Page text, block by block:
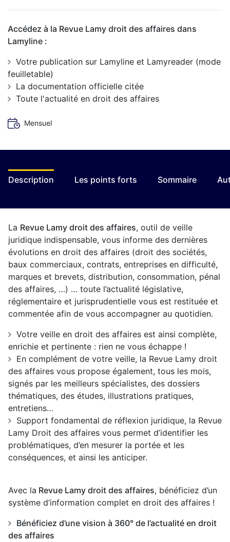
Accédez à la Revue Lamy droit des affaires dans
Lamyline :
Votre publication sur Lamyline et Lamyreader (mode
feuilletable)
La documentation officielle citée
Toute l'actualité en droit des affaires
Mensuel
Description Les points forts Sommaire
La Revue Lamy droit des affaires, outil de veille
juridique indispensable, vous informe des dernières
évolutions en droit des affaires (droit des sociétés,
baux commerciaux, contrats, entreprises en difficulté,
marques et brevets, distribution, consommation, pénal
des affaires, …) … toute l’actualité législative,
réglementaire et jurisprudentielle vous est restituée et
commentée afin de vous accompagner au quotidien.
Votre veille en droit des affaires est ainsi complète,
enrichie et pertinente : rien ne vous échappe !
En complément de votre veille, la Revue Lamy droit
des affaires vous propose également, tous les mois,
signés par les meilleurs spécialistes, des dossiers
thématiques, des études, illustrations pratiques,
entretiens…
Support fondamental de réflexion juridique, la Revue
Lamy Droit des affaires vous permet d’identifier les
problématiques, d’en mesurer la portée et les
conséquences, et ainsi les anticiper.
Avec la Revue Lamy droit des affaires, bénéficiez d’un
système d’information complet en droit des affaires !
Bénéficiez d’une vision à 360° de l’actualité en droit
des affaires